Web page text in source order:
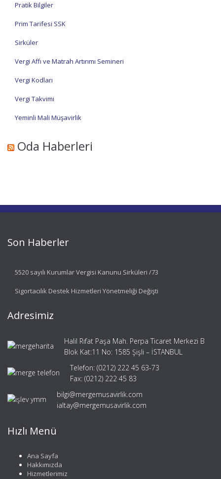
Pratik Bilgiler
Prim Tarifesi SSK
Sirküler
Vergi Affı ve Matrah Artırımı Semineri
Vergi Kodları
Vergi Takvimi
Yeminli Mali Müşavirlik
Oda Haberleri
Son Haberler
5520 sayılı Kurumlar Vergisi Kanunu Sirküleri /73
Sigortacılık Destek Hizmetleri Yönetmeliği Değişti
Adresimiz
Halil Rıfat Paşa Mah. Perpa Ticaret Merkezi B
Blok Kat:11 No: 1585 Şişli – İSTANBUL
Telefon: (0212) 222 45 63-73
Fax: (0212) 222 45 83
bilgi@mergemusavirlik.com
ialtay@mergemusavirlik.com
Hızlı Menü
Ana Sayfa
Hakkımızda
Hizmetlerimiz